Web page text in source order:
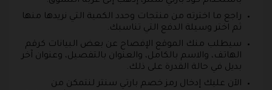
راجع ما اخترته من منتجات وحدد الكمية التي نريدها منها
ثم اختر وسيلة الدفع التي تناسبك.
سيطلب منك الموقع الإفصاح عن بعض البيانات كرقم
الهاتف، والاسم بالكامل، والعنوان بالتفصيل، وعنوان آخر
بديل في حالة القدرة على ذلك.
الآن عليك إدخال رمز خصم بارتي سنتر لنتمكن من